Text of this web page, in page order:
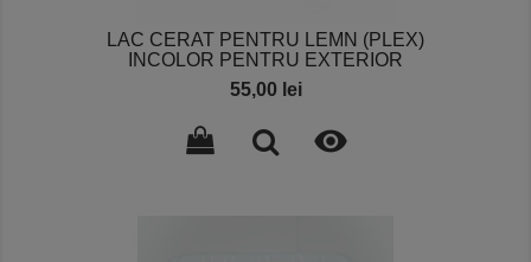
LAC CERAT PENTRU LEMN (PLEX)
INCOLOR PENTRU EXTERIOR
Pret
55,00 lei
